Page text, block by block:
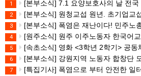
1 [본부소식] 7.1 요양보호사의 날 전국
2 [본부소식] 원청교섭 원년. 초기업교섭 돌파! 모든 노동자의 노동
3 [본부소식] 폭염은 재난이다! 민주노총 강원지역
4 [원주소식] 원주 이주노동자 한국어
5 [속초소식] 영화 <3학년 2학기> 공동
6 [본부소식] 강원지역 노동자 합창단
7 [특집기사] 폭염으로 부터 안전한 일